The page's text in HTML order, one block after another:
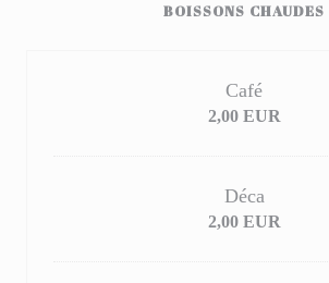
BOISSONS CHAUDES
Café
2,00 EUR
Déca
2,00 EUR